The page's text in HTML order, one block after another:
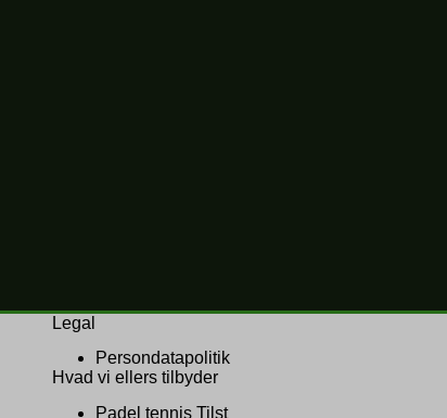
Legal
Persondatapolitik
Hvad vi ellers tilbyder
Padel tennis Tilst